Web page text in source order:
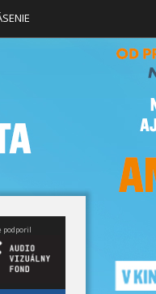
podporil